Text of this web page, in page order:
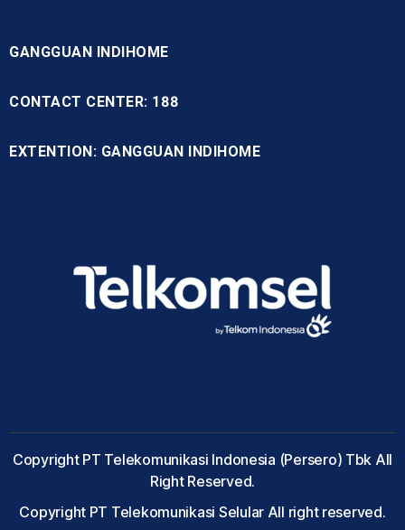
GANGGUAN INDIHOME
CONTACT CENTER: 188
EXTENTION: GANGGUAN INDIHOME
Copyright PT Telekomunikasi Indonesia (Persero) Tbk All
Right Reserved.
Copyright PT Telekomunikasi Selular All right reserved.